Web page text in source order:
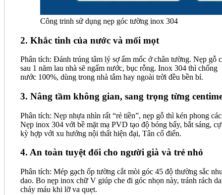
Công trinh sử dụng nẹp góc tường inox 304
2. Khắc tinh của nước và mối mọt
Phân tích: Đánh trúng tâm lý sợ ẩm mốc ở chân tường. Nẹp gỗ
sau 1 năm lau nhà sẽ ngấm nước, bục rỗng. Inox 304 thì chống
nước 100%, dùng trong nhà tắm hay ngoài trời đều bền bỉ.
3. Nâng tầm không gian, sang trọng từng
Phân tích: Nẹp nhựa nhìn rất “rẻ tiền”, nẹp gỗ thì kén phong
Nẹp inox 304 với bề mặt mạ PVD tạo độ bóng bẩy, bắt sáng,
kỳ hợp với xu hướng nội thất hiện đại, Tân cổ điển.
4. An toàn tuyệt đối cho người già và trẻ nhỏ
Phân tích: Mép gạch ốp tường cắt mòi góc 45 độ thường sắc
dao. Bo nẹp inox chữ V giúp che đi góc nhọn này, tránh rách da
chảy máu khi lỡ va quẹt.